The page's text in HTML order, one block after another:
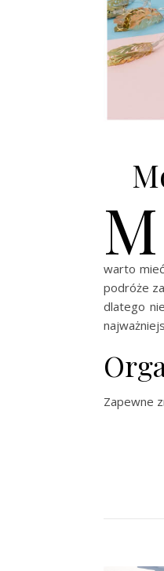
M
warto
podróże
dlatego
Zapewne